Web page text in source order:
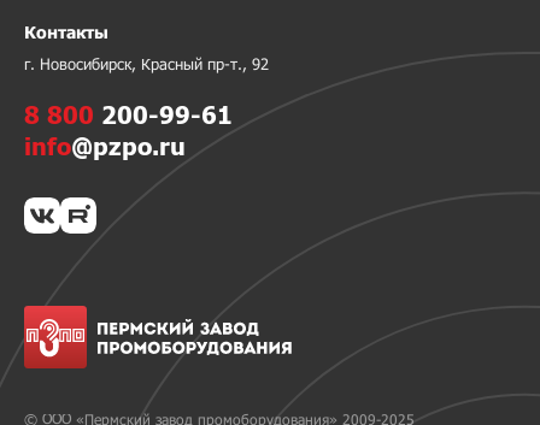
© ООО «Пермский завод промоборудования» 2009-2025
Контакты
г. Новосибирск, Красный пр-т., 92
8 800 200-99-61
info@pzpo.ru